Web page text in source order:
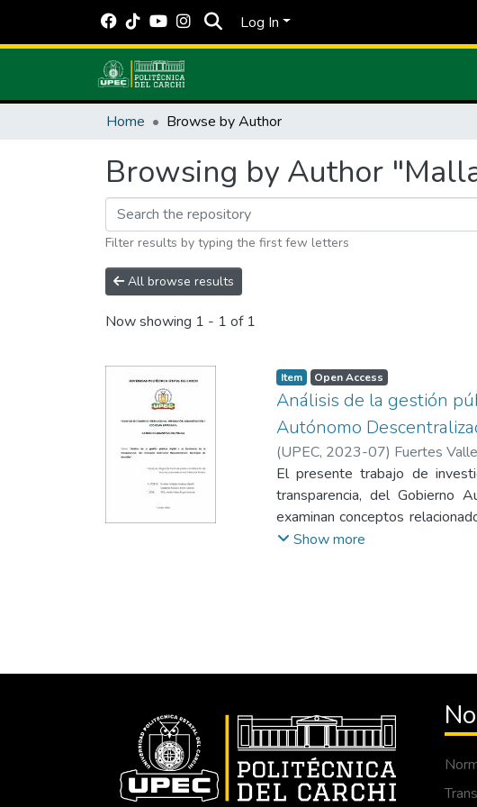
Log In
Home Browse by Author
Browsing by Author
Filter results by typing the first few letters
All browse results
Now showing 1 - 1 of 1
Item Open Access
Análisis de la gestión
Autónomo
(UPEC, 2023-07) Fuertes
El presente trabajo de
transparencia, del Gobierno
examinan conceptos
pública digital, tecnologías de
sigue siendo escasa, por la
trabajo de investigación se
incorporado en la mayoría de
estas herramientas lograrían
iniciativas de los mismos
Show more